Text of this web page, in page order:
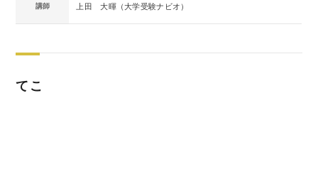
講師 上田 大暉（大学受験ナビオ）
てこ